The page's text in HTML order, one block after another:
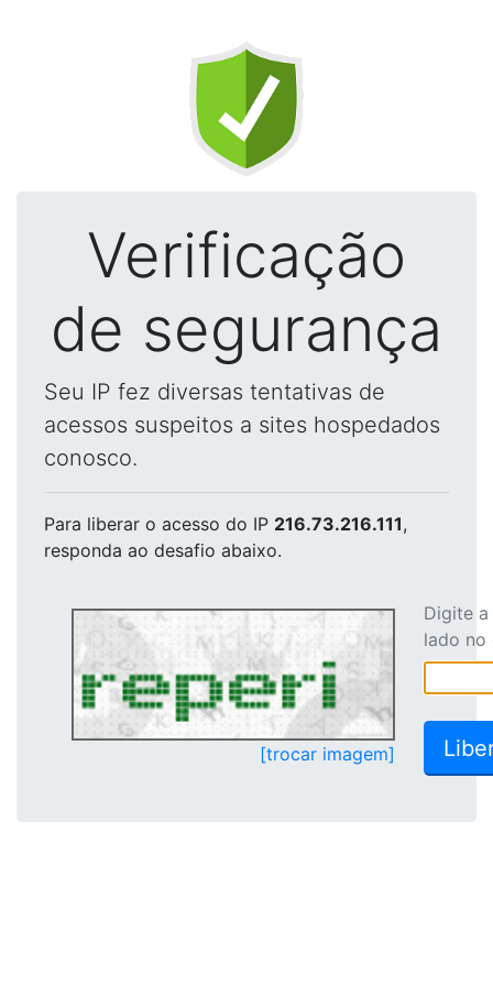
Verificação
de segurança
Seu IP fez diversas tentativas de
acessos suspeitos a sites hospedados
conosco.
Para liberar o acesso do IP 216.73.216.111,
responda ao desafio abaixo.
[trocar imagem]
Digite
lado no